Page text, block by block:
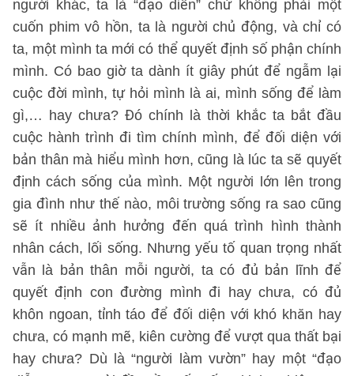
người khác, ta là “đạo diễn” chứ không phải một
cuốn phim vô hồn, ta là người chủ động, và chỉ có
ta, một mình ta mới có thể quyết định số phận chính
mình. Có bao giờ ta dành ít giây phút để ngẫm lại
cuộc đời mình, tự hỏi mình là ai, mình sống để làm
gì,… hay chưa? Đó chính là thời khắc ta bắt đầu
cuộc hành trình đi tìm chính mình, để đối diện với
bản thân mà hiểu mình hơn, cũng là lúc ta sẽ quyết
định cách sống của mình. Một người lớn lên trong
gia đình như thế nào, môi trường sống ra sao cũng
sẽ ít nhiều ảnh hưởng đến quá trình hình thành
nhân cách, lối sống. Nhưng yếu tố quan trọng nhất
vẫn là bản thân mỗi người, ta có đủ bản lĩnh để
quyết định con đường mình đi hay chưa, có đủ
khôn ngoan, tỉnh táo để đối diện với khó khăn hay
chưa, có mạnh mẽ, kiên cường để vượt qua thất bại
hay chưa? Dù là “người làm vườn” hay một “đạo